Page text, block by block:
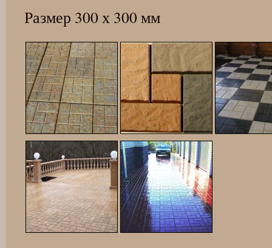
Размер 300 х 300 мм